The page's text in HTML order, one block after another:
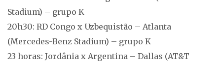
Stadium) – grupo K
20h30: RD Congo x Uzbequistão – Atlanta
(Mercedes-Benz Stadium) – grupo K
23 horas: Jordânia x Argentina – Dallas (AT&T